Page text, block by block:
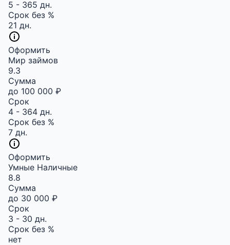
5 - 365 дн.
Срок без %
21 дн.
Оформить
Мир займов
9.3
Сумма
до 100 000 ₽
Срок
4 - 364 дн.
Срок без %
7 дн.
Оформить
Умные Наличные
8.8
Сумма
до 30 000 ₽
Срок
3 - 30 дн.
Срок без %
нет